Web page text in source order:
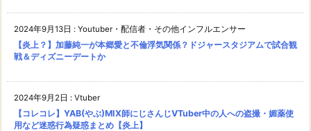
2024年9月13日 : Youtuber・配信者・その他インフルエンサー
【炎上？】加藤純一が本郷愛と不倫浮気関係？ドジャースタジアムで試合観
戦＆ディズニーデートか
2024年9月2日 : Vtuber
【コレコレ】YAB(やぶ)MIX師にじさんじVTuber中の人への盗撮・媚薬使
用など迷惑行為疑惑まとめ【炎上】